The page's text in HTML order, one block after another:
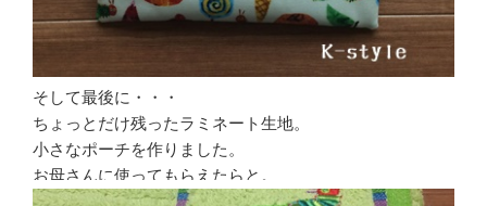
そして最後に・・・
ちょっとだけ残ったラミネート生地。
小さなポーチを作りました。
お母さんに使ってもらえたらと。